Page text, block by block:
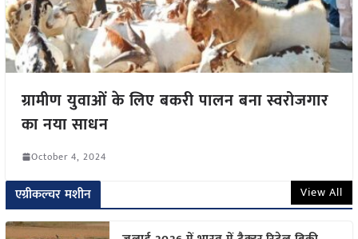
ग्रामीण युवाओं के लिए बकरी पालन बना स्वरोजगार
का नया साधन
October 4, 2024
एग्रीकल्चर मशीन View All